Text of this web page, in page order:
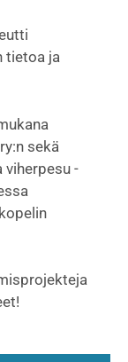
tietoa ja
sekä
viherpesu -